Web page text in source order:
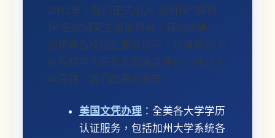
2012年，我们正式引入“美研保”“英研
保”名校研究生录取项目，获得哈佛、
剑桥等名校招生官方认可，并得到20余
位名校华人研究生的高度评价。经过多
年深耕，我们的服务涵盖：
美国文凭办理：全美各大学学历
认证服务，包括加州大学系统各